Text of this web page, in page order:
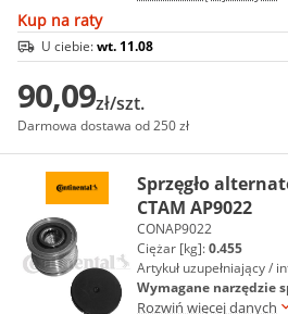
Kup na raty
U ciebie:wt. 11.08
90,09zł/szt.
Darmowa dostawa od 250 zł
Sprzęgło
CTAM AP9022
CONAP9022
Ciężar [kg]:0.455
Artykuł uzupełniający /
Wymagane narzędzie
Rozwiń więcej danych